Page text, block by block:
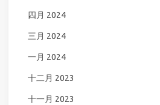
四月 2024
三月 2024
一月 2024
十二月 2023
十一月 2023